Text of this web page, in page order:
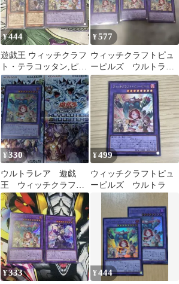
¥444
遊戯王 ウィッチクラフ
ト・テラコッタン,ピュ
ーピルズ 3枚セット
¥577
ウィッチクラフトピュ
ーピルズ ウルトラ 3
枚
¥330
ウルトラレア 遊戯
王 ウィッチクラフ
ト・ピューピルズ
¥499
ウィッチクラフトピュ
ーピルズ ウルトラ
¥333 ¥444